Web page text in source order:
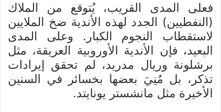
فعلى المدى القريب، يُتوقع من الملاك
(النفطيين) الجدد لهذه الأندية ضخ الملايين
لاستقطاب النجوم الكبار. وعلى المدى
البعيد، فإن الأندية الأوروبية العريقة، مثل
برشلونة وريال مدريد، لم تحقق إيرادات
تذكر، بل مُنِيَ بعضها بخسائر في السنين
الأخيرة مثل مانشستر يونايتد.